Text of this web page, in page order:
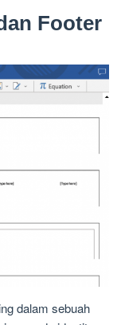
Footer
dalam sebuah